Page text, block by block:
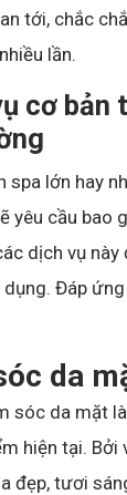
tới, chắc
lần.
cơ bản
spa lớn hay
yêu cầu bao
dịch vụ
Đáp
da
sóc da mặt
hiện tại. Bởi
đẹp, tươi